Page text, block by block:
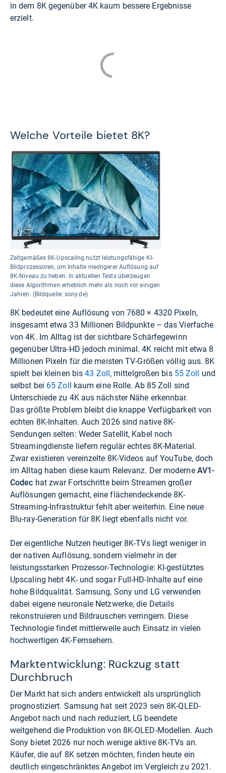
in dem 8K gegenüber 4K kaum bessere Ergebnisse
erzielt.
Welche Vorteile bietet 8K?
Zeitgemäßes 8K-Upscaling nutzt leistungsfähige KI-
Bildprozessoren, um Inhalte niedrigerer Auflösung auf
8K-Niveau zu heben. In aktuellen Tests überzeugen
diese Algorithmen erheblich mehr als noch vor einigen
Jahren. (Bildquelle: sony.de)
8K bedeutet eine Auflösung von 7680 × 4320 Pixeln,
insgesamt etwa 33 Millionen Bildpunkte – das Vierfache
von 4K. Im Alltag ist der sichtbare Schärfegewinn
gegenüber Ultra-HD jedoch minimal. 4K reicht mit etwa 8
Millionen Pixeln für die meisten TV-Größen völlig aus. 8K
spielt bei kleinen bis43 Zoll , mittelgroßen bis 55 Zoll
und
selbst bei 65 Zoll
kaum eine Rolle. Ab 85 Zoll sind
Unterschiede zu 4K aus nächster Nähe erkennbar.
Das größte Problem bleibt die knappe Verfügbarkeit von
echten 8K-Inhalten. Auch 2026 sind native 8K-
Sendungen selten: Weder Satellit, Kabel noch
Streamingdienste liefern regulär echtes 8K-Material.
Zwar existieren vereinzelte 8K-Videos auf YouTube, doch
im Alltag haben diese kaum Relevanz. Der moderne AV1-
Codec hat zwar Fortschritte beim Streamen großer
Auflösungen gemacht, eine flächendeckende 8K-
Streaming-Infrastruktur fehlt aber weiterhin. Eine neue
Blu-ray-Generation für 8K liegt ebenfalls nicht vor.
Der eigentliche Nutzen heutiger 8K-TVs liegt weniger in
der nativen Auflösung, sondern vielmehr in der
leistungsstarken Prozessor-Technologie: KI-gestütztes
Upscaling hebt 4K- und sogar Full-HD-Inhalte auf eine
hohe Bildqualität. Samsung, Sony und LG verwenden
dabei eigene neuronale Netzwerke, die Details
rekonstruieren und Bildrauschen verringern. Diese
Technologie findet mittlerweile auch Einsatz in vielen
hochwertigen 4K-Fernsehern.
Marktentwicklung: Rückzug statt
Durchbruch
Der Markt hat sich anders entwickelt als ursprünglich
prognostiziert. Samsung hat seit 2023 sein 8K-QLED-
Angebot nach und nach reduziert, LG beendete
weitgehend die Produktion von 8K-OLED-Modellen. Auch
Sony bietet 2026 nur noch wenige aktive 8K-TVs an.
Käufer, die auf 8K setzen möchten, finden heute ein
deutlich eingeschränktes Angebot im Vergleich zu 2021.